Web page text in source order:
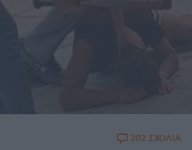
202 ΣΧΟΛΙΑ